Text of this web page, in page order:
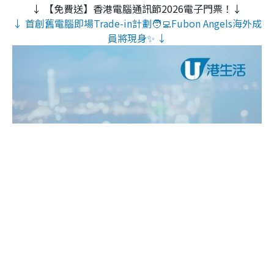
↓ 【免費送】香港電腦通訊節2026電子門票！↓
↓ 首創舊電腦即場Trade-in計劃🧑‍💻Fubon Angels海外成
員將現身✨ ↓